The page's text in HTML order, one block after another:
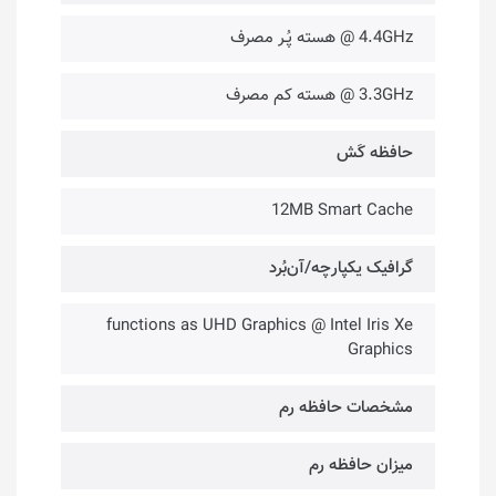
4.4GHz @ هسته پُـر مصرف
3.3GHz @ هسته کم مصرف
حافظه کَش
12MB Smart Cache
گرافیک یکپارچه/آن‌بُرد
functions as UHD Graphics @ Intel Iris Xe
Graphics
مشخصات حافظه رم
میزان حافظه رم